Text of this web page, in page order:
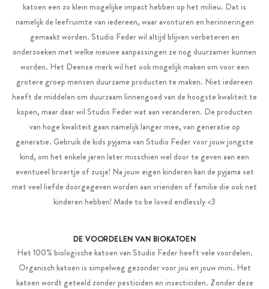
katoen een zo klein mogelijke impact hebben op het milieu. Dat is
namelijk de leefruimte van iedereen, waar avonturen en herinneringen
gemaakt worden. Studio Feder wil altijd blijven verbeteren en
onderzoeken met welke nieuwe aanpassingen ze nog duurzamer kunnen
worden. Het Deense merk wil het ook mogelijk maken om voor een
grotere groep mensen duurzame producten te maken. Niet iedereen
heeft de middelen om duurzaam linnengoed van de hoogste kwaliteit te
kopen, maar daar wil Studio Feder wat aan veranderen. De producten
van hoge kwaliteit gaan namelijk langer mee, van generatie op
generatie. Gebruik de kids pyjama van Studio Feder voor jouw jongste
kind, om het enkele jaren later misschien wel door te geven aan een
eventueel broertje of zusje! Na jouw eigen kinderen kan de pyjama set
met veel liefde doorgegeven worden aan vrienden of familie die ook net
kinderen hebben! Made to be loved endlessly <3
DE VOORDELEN VAN BIOKATOEN
Het 100% biologische katoen van Studio Feder heeft vele voordelen.
Organisch katoen is simpelweg gezonder voor jou en jouw mini. Het
katoen wordt geteeld zonder pesticiden en insecticiden. Zonder deze